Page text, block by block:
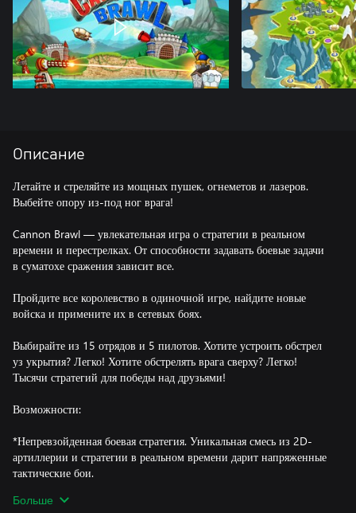
Описание
Летайте и стреляйте из мощных пушек, огнеметов и лазеров.
Выбейте опору из-под ног врага!
Cannon Brawl — увлекательная игра о стратегии в реальном
времени и перестрелках. От способности задавать боевые задачи
в суматохе сражения зависит все.
Пройдите все королевство в одиночной игре, найдите новые
войска и примените их в сетевых боях.
Выбирайте из 15 отрядов и 5 пилотов. Хотите устроить обстрел
уз укрытия? Легко! Хотите обстрелять врага сверху? Легко!
Тысячи стратегий для победы над друзьями!
Возможности:
*Непревзойденная боевая стратегия. Уникальная смесь из 2D-
артиллерии и стратегии в реальном времени дарит напряженные
тактические бои.
*Сражения вблизи и вдалеке. Агрессивные сетевые
Больше